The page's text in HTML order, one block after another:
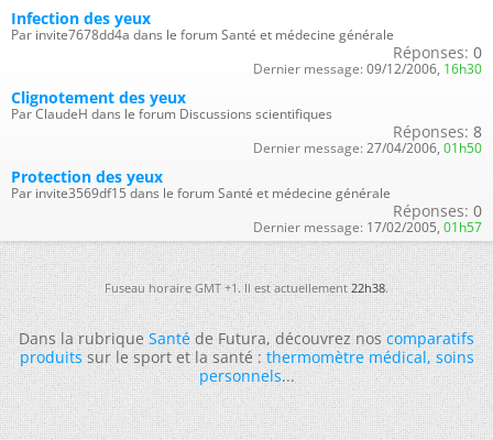
Infection des yeux
Par invite7678dd4a dans le forum Santé et médecine générale
Réponses: 0
Dernier message: 09/12/2006, 16h30
Clignotement des yeux
Par ClaudeH dans le forum Discussions scientifiques
Réponses: 8
Dernier message: 27/04/2006, 01h50
Protection des yeux
Par invite3569df15 dans le forum Santé et médecine générale
Réponses: 0
Dernier message: 17/02/2005, 01h57
Fuseau horaire GMT +1. Il est actuellement22h38.
Dans la rubriqueSantéde Futura, découvrez noscomparatifs
produitssur le sport et la santé :thermomètre médical,soins
personnels...